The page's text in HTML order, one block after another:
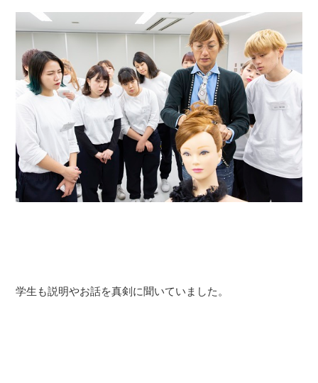
学生も説明やお話を真剣に聞いていました。